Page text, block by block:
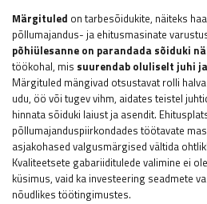
Märgituled on tarbesõidukite, näiteks
põllumajandus- ja ehitusmasinate
põhiülesanne on parandada sõiduki
töökohal, mis suurendab oluliselt juhi
Märgituled mängivad otsustavat rolli
udu, öö või tugev vihm, aidates teistel
hinnata sõiduki laiust ja asendit.
põllumajanduspiirkondades töötavate
asjakohased valgusmärgised vältida
Kvaliteetsete gabariiditulede valimine ei
küsimus, vaid ka investeering seadmete
nõudlikes töötingimustes.